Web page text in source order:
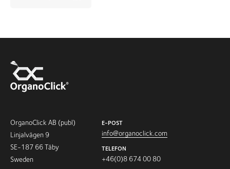
OrganoClick AB (publ)
Linjalvägen 9
SE-187 66 Täby
Sweden
E-POST
info@organoclick.com
TELEFON
+46(0)8 674 00 80